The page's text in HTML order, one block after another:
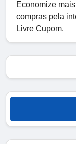
Economize
compras pela
Livre Cupom.